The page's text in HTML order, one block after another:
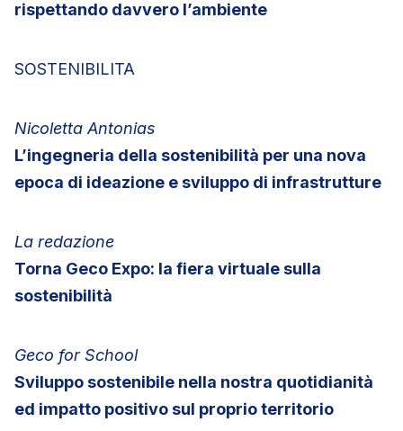
rispettando davvero l’ambiente
SOSTENIBILITA
Nicoletta Antonias
L’ingegneria della sostenibilità per una nova
epoca di ideazione e sviluppo di infrastrutture
La redazione
Torna Geco Expo: la fiera virtuale sulla
sostenibilità
Geco for School
Sviluppo sostenibile nella nostra quotidianità
ed impatto positivo sul proprio territorio